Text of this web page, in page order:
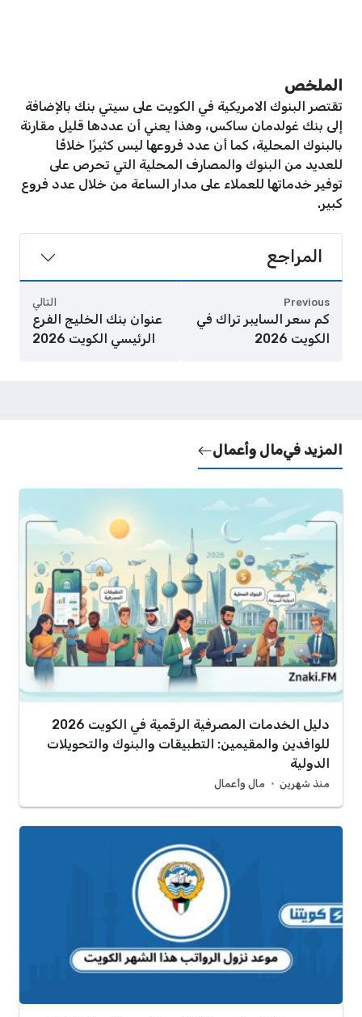
الملخص
تقتصر البنوك الامريكية في الكويت على سيتي بنك بالإضافة
إلى بنك غولدمان ساكس، وهذا يعني أن عددها قليل مقارنة
بالبنوك المحلية، كما أن عدد فروعها ليس كثيرًا خلافًا
للعديد من البنوك والمصارف المحلية التي تحرص على
توفير خدماتها للعملاء على مدار الساعة من خلال عدد فروع
كبير.
المراجع
Previous
كم سعر السايبر تراك في
الكويت 2026
التالي
عنوان بنك الخليج الفرع
الرئيسي الكويت 2026
المزيد فيمال وأعمال
دليل الخدمات المصرفية الرقمية في الكويت 2026
للوافدين والمقيمين: التطبيقات والبنوك والتحويلات
الدولية
منذ شهرين مال وأعمال